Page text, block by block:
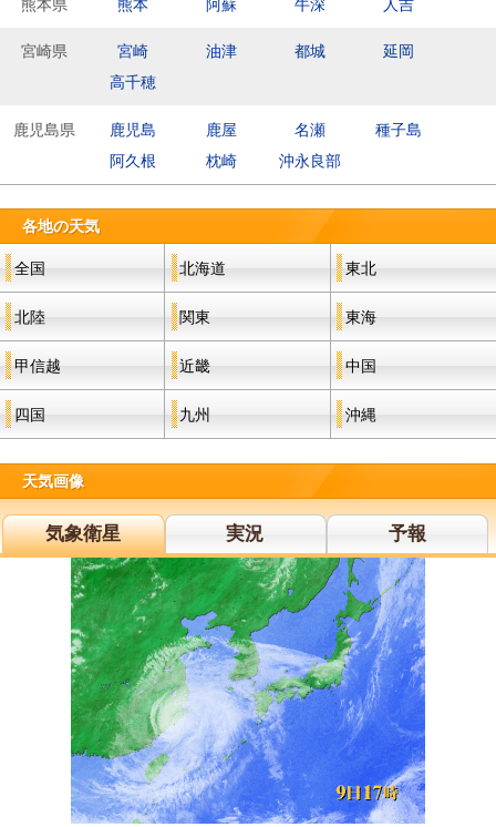
熊本県 熊本 阿蘇 牛深 人吉
宮崎県 宮崎 油津 都城
延岡
高千穂
鹿児島県 鹿児島 鹿屋 名瀬
種子島
阿久根
枕崎 沖永良部
各地の天気
全国 北海道 東北
北陸 関東 東海
甲信越 近畿 中国
四国 九州 沖縄
天気画像
気象衛星 実況 予報